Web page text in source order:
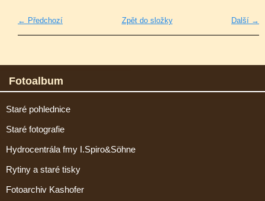
← Předchozí Další →
Zpět do složky
Fotoalbum
Staré pohlednice
Staré fotografie
Hydrocentrála fmy I.Spiro&Söhne
Rytiny a staré tisky
Fotoarchiv Kashofer